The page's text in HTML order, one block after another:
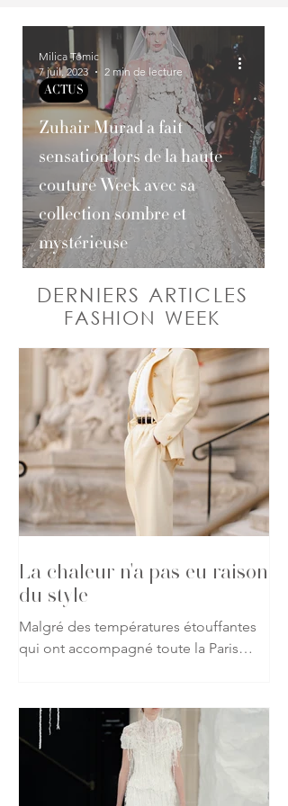
Zuhair Murad a fait
sensation lors de la haute
couture Week avec sa
collection sombre et
mystérieuse
ACTUS
Milica Tomic
7 juil. 2023
2 min de lecture
DERNIERS ARTICLES
FASHION WEEK
La chaleur n'a pas eu raison
du style
Malgré des températures étouffantes
qui ont accompagné toute la Paris
ont répondu présent, affichant leur
attachement à la création jusque dans
les rues de la capitale. Vestes, robes
spectaculaires, matières précieuses ou
silhouettes affirmées : rien n'a semblé